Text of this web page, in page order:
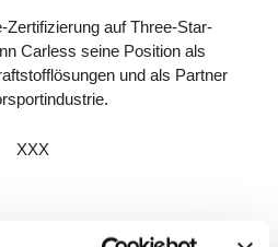
Zertifizierung auf Three-Star-
Carless seine Position als
und als Partner
XXX